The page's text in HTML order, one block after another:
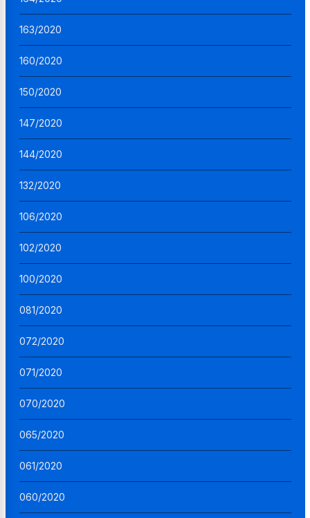
163/2020
160/2020
150/2020
147/2020
144/2020
132/2020
106/2020
102/2020
100/2020
081/2020
072/2020
071/2020
070/2020
065/2020
061/2020
060/2020